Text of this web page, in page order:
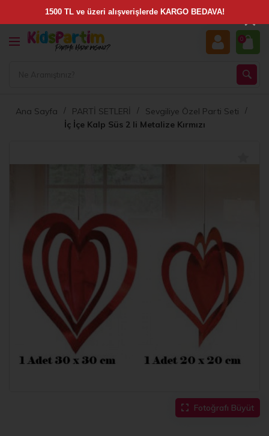
0
Ana Sayfa PARTİ SETLERİ
Sevgiliye Özel Parti Seti
İç İçe Kalp Süs 2 li Metalize Kırmızı
Fotoğrafı Büyüt
×